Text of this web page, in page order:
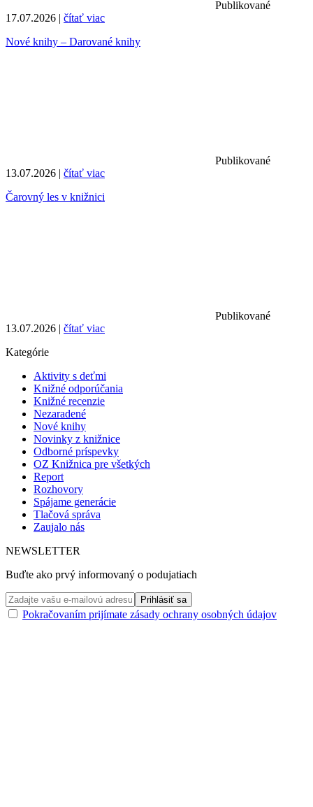
Publikované
17.07.2026 | čítať viac
Nové knihy – Darované knihy
Publikované
13.07.2026 | čítať viac
Čarovný les v knižnici
Publikované
13.07.2026 | čítať viac
Kategórie
Aktivity s deťmi
Knižné odporúčania
Knižné recenzie
Nezaradené
Nové knihy
Novinky z knižnice
Odborné príspevky
OZ Knižnica pre všetkých
Report
Rozhovory
Spájame generácie
Tlačová správa
Zaujalo nás
NEWSLETTER
Buďte ako prvý informovaný o podujatiach
Pokračovaním prijímate zásady ochrany osobných údajov